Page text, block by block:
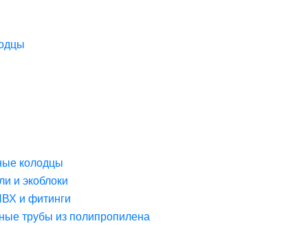
колодцы
и экоблоки
и фитинги
трубы из полипропилена